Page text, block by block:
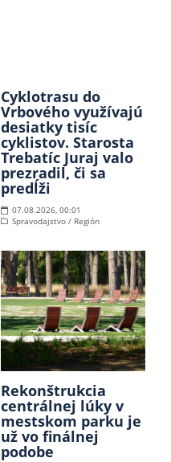
Cyklotrasu do
Vrbového využívajú
desiatky tisíc
cyklistov. Starosta
Trebatíc Juraj valo
prezradil, či sa
predĺži
07.08.2026, 00:01
Spravodajstvo / Región
Rekonštrukcia
centrálnej lúky v
mestskom parku je
už vo finálnej
podobe